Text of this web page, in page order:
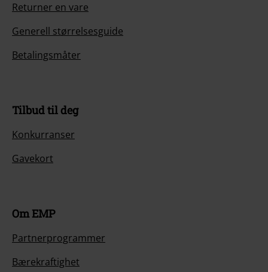
Returner en vare
Generell størrelsesguide
Betalingsmåter
Tilbud til deg
Konkurranser
Gavekort
Om EMP
Partnerprogrammer
Bærekraftighet